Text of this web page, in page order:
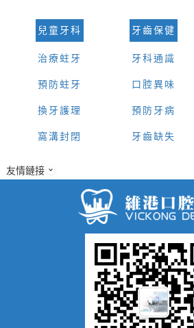
兒童牙科
治療蛀牙
預防蛀牙
換牙護理
窩溝封閉
牙齒保健
牙科通識
口腔異味
預防牙病
牙齒缺失
友情鏈接